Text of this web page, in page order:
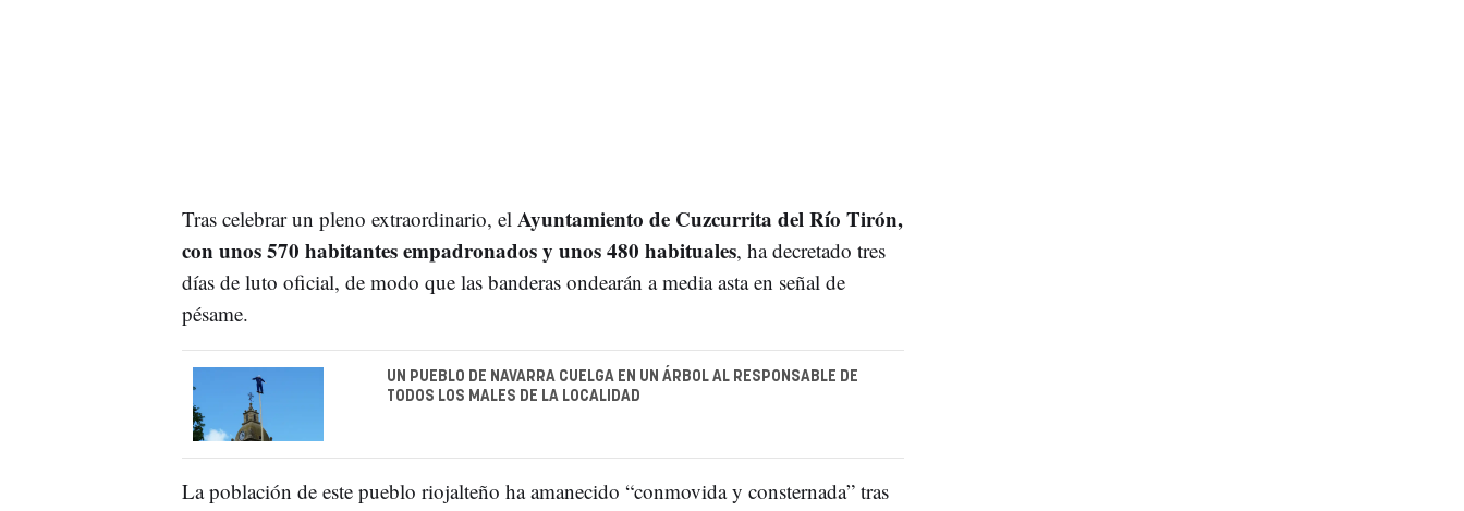
Tras celebrar un pleno extraordinario, el Ayuntamiento de Cuzcurrita del Río Tirón,
con unos 570 habitantes empadronados y unos 480 habituales, ha decretado tres
días de luto oficial, de modo que las banderas ondearán a media asta en señal de
pésame.
UN PUEBLO DE NAVARRA CUELGA EN UN ÁRBOL AL RESPONSABLE DE
TODOS LOS MALES DE LA LOCALIDAD
La población de este pueblo riojalteño ha amanecido “conmovida y consternada” tras